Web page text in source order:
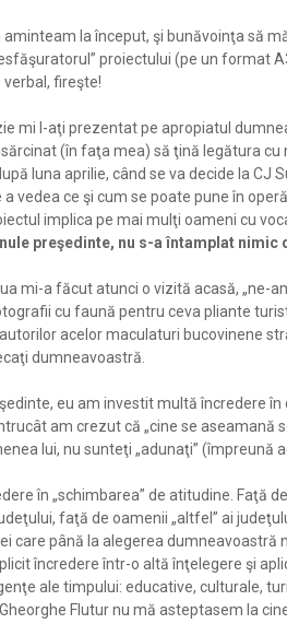
la început, şi bunăvoinţa să
proiectului (pe un format
fireşte!
mi l-aţi prezentat pe apropiatul
(în faţa mea) să ţină legătura
luna aprilie, când se va decide la CJ
vedea ce şi cum se poate pune în
implica pe mai mulţi oameni cu
preşedinte, nu s-a întamplat
mi-a făcut atunci o vizită acasă, „ne-
cu faună pentru ceva pliante
acelor maculaturi bucovinene
dumneavoastră.
eu am investit multă încredere
am crezut că „cine se aseamană
lui, nu sunteţi „adunaţi” (împreună
în „schimbarea” de atitudine. Faţă
faţă de oamenii „altfel” ai
care până la alegerea dumneavoastră
încredere într-o altă înţelegere şi
ale timpului: educative, culturale,
Flutur nu mă asteptasem la